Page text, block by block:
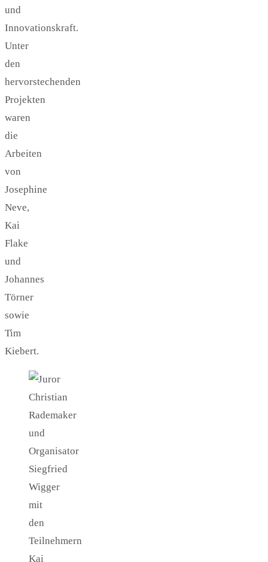
und
Innovationskraft.
Unter
den
hervorstechenden
Projekten
waren
die
Arbeiten
von
Josephine
Neve,
Kai
Flake
und
Johannes
Törner
sowie
Tim
Kiebert.